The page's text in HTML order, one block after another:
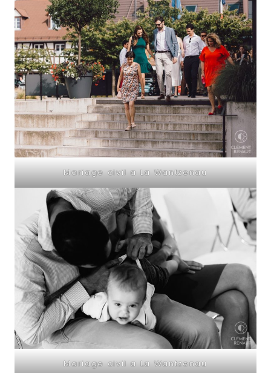
Mariage civil a La Wantzenau
Mariage civil a La Wantzenau